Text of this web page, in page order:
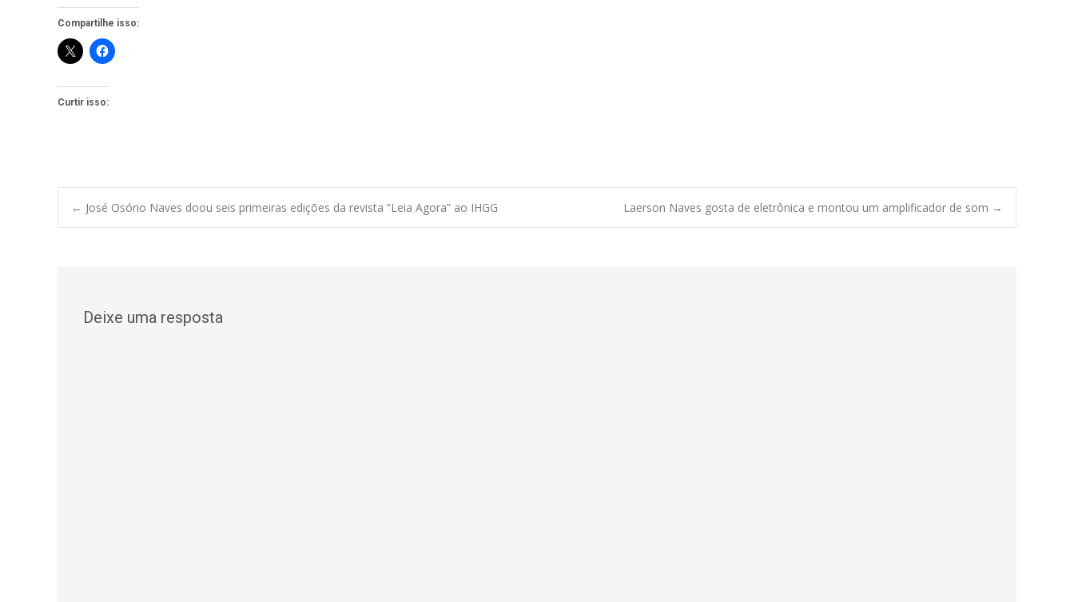
Compartilhe isso:
Curtir isso:
Post
← José Osório Naves doou seis primeiras edições da revista “Leia Agora” ao IHGG Laerson Naves gosta de eletrônica e montou um amplificador de som →
Deixe uma resposta